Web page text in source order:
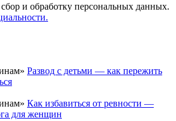
и обработку персональных данных.
Развод с детьми — как пережить
Как избавиться от ревности —
для женщин